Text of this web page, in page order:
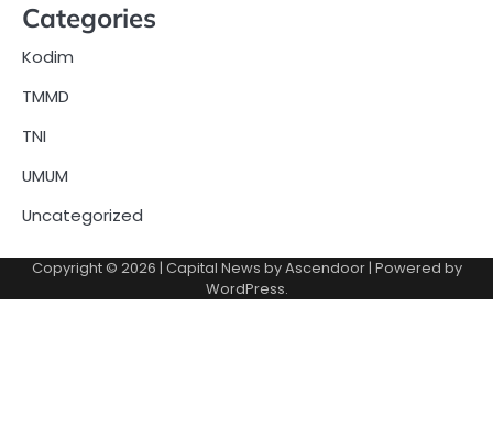
Categories
Kodim
TMMD
TNI
UMUM
Uncategorized
Copyright © 2026 | Capital News byAscendoor| Powered by
WordPress.